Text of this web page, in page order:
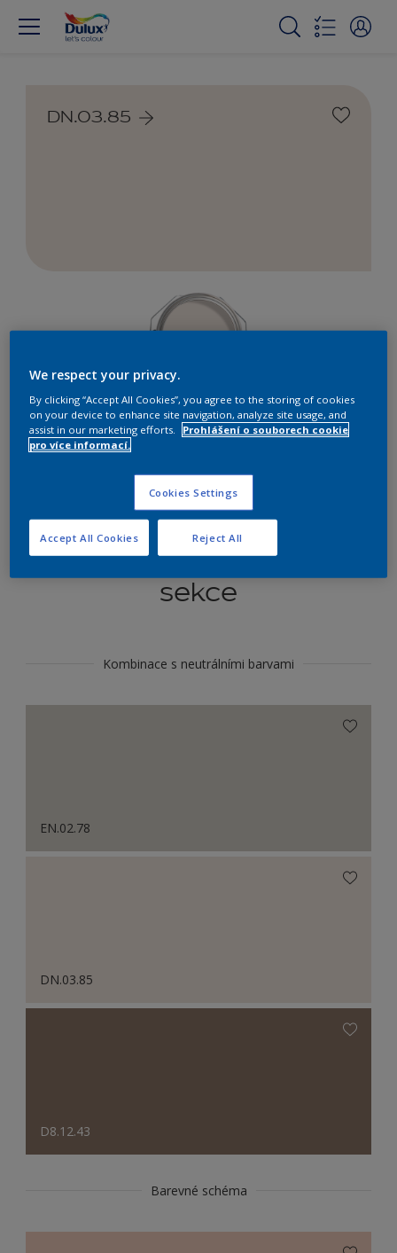
DN.03.85
Najít výrobek v tomto odstínu
Koordinovat barevné
sekce
Kombinace s neutrálními barvami
EN.02.78
DN.03.85
D8.12.43
Barevné schéma
We respect your privacy.
By clicking “Accept All Cookies”, you agree to the storing of cookies
on your device to enhance site navigation, analyze site usage, and
assist in our marketing efforts.
Prohlášení o souborech cookie
pro více informací.
Cookies Settings
Reject All
Accept All Cookies